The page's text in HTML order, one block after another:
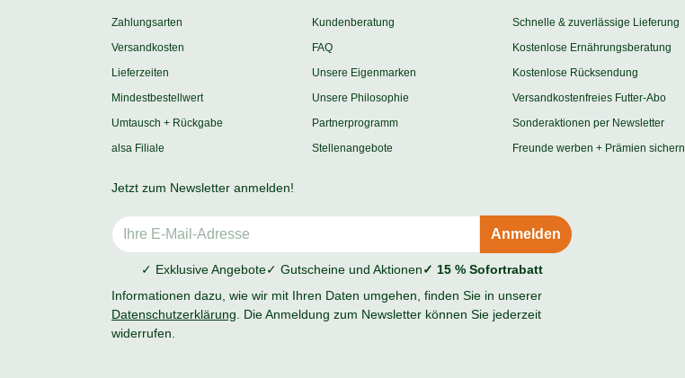
Zahlungsarten
Versandkosten
Lieferzeiten
Mindestbestellwert
Umtausch + Rückgabe
alsa Filiale
Kundenberatung
FAQ
Unsere Eigenmarken
Unsere Philosophie
Partnerprogramm
Stellenangebote
Schnelle & zuverlässige Lieferung
Kostenlose Ernährungsberatung
Kostenlose Rücksendung
Versandkostenfreies Futter-Abo
Sonderaktionen per Newsletter
Freunde werben + Prämien sichern
Jetzt zum Newsletter anmelden!
✓ Exklusive Angebote✓ Gutscheine und Aktionen✓ 15 % Sofortrabatt
Informationen dazu, wie wir mit Ihren Daten umgehen, finden Sie in unserer
Datenschutzerklärung . Die Anmeldung zum Newsletter können Sie jederzeit
widerrufen.